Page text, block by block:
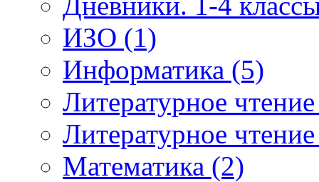
ИЗО (1)
Информатика (5)
Литературное
Литературное
Математика (2)